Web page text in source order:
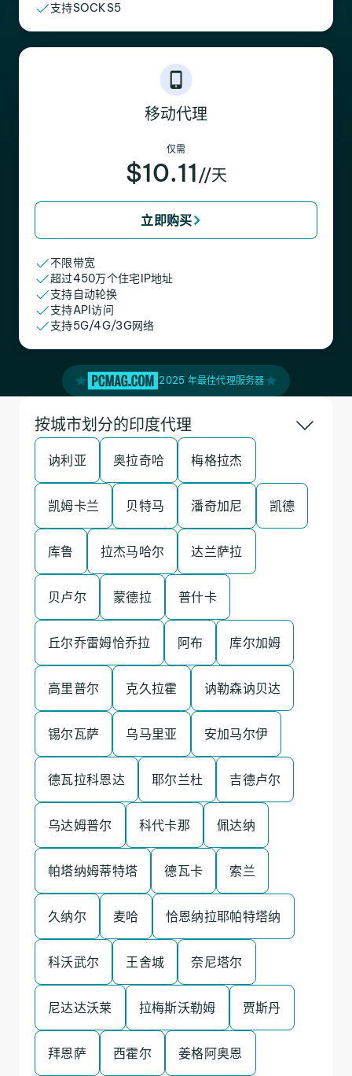
支持SOCKS5
移动代理
仅需
$10.11 //天
立即购买
不限带宽
超过450万个住宅IP地址
支持自动轮换
支持API访问
支持5G/4G/3G网络
2025 年最佳代理服务器
按城市划分的印度代理
讷利亚 奥拉奇哈 梅格拉杰
凯姆卡兰 贝特马 潘奇加尼 凯德
库鲁 拉杰马哈尔 达兰萨拉
贝卢尔 蒙德拉 普什卡
丘尔乔雷姆恰乔拉 阿布 库尔加姆
高里普尔 克久拉霍 讷勒森讷贝达
锡尔瓦萨 乌马里亚 安加马尔伊
德瓦拉科恩达 耶尔兰杜 吉德卢尔
乌达姆普尔 科代卡那 佩达纳
帕塔纳姆蒂特塔 德瓦卡 索兰
久纳尔 麦哈 恰恩纳拉耶帕特塔纳
科沃武尔 王舍城 奈尼塔尔
尼达达沃莱 拉梅斯沃勒姆 贾斯丹
拜恩萨 西霍尔 姜格阿奥恩